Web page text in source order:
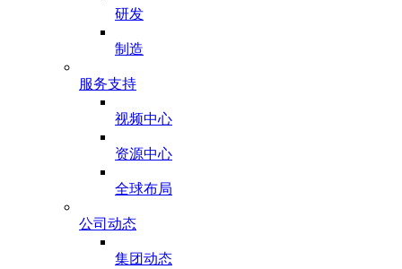
研发
制造
服务支持
视频中心
资源中心
全球布局
公司动态
集团动态